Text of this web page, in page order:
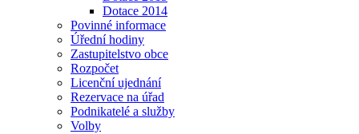
Dotace 2014
Povinné informace
Úřední hodiny
Zastupitelstvo obce
Rozpočet
Licenční ujednání
Rezervace na úřad
Podnikatelé a služby
Volby